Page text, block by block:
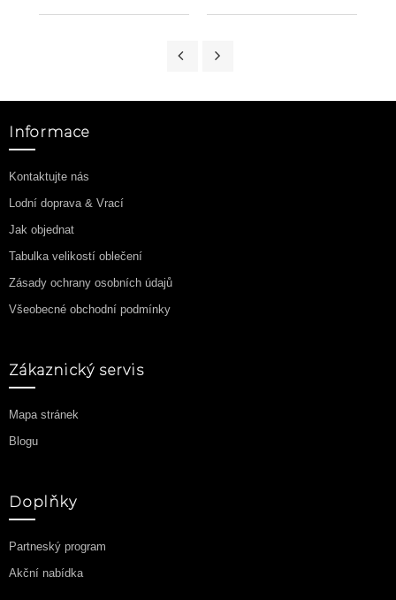
Informace
Kontaktujte nás
Lodní doprava & Vrací
Jak objednat
Tabulka velikostí oblečení
Zásady ochrany osobních údajů
Všeobecné obchodní podmínky
Zákaznický servis
Mapa stránek
Blogu
Doplňky
Partneský program
Akční nabídka